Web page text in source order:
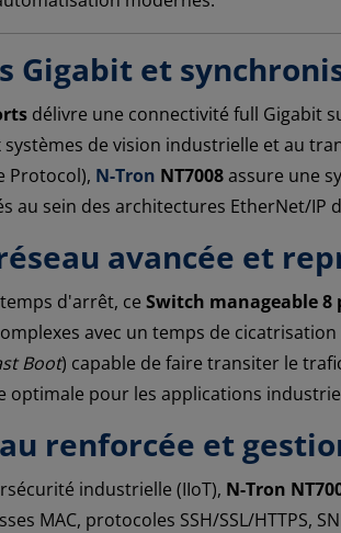
Gigabit et
délivre une connectivité full Gigabit
systèmes de vision industrielle et au
Protocol), N-Tron NT7008assure une
au sein des architectures EtherNet/IP
avancée et
d'arrêt, ce Switch manageable 8
avec un temps de
Boot) capable de faire transiter le
optimale pour les applications
renforcée et
industrielle (IIoT), N-Tron
MAC, protocoles SSH/SSL/HTTPS,